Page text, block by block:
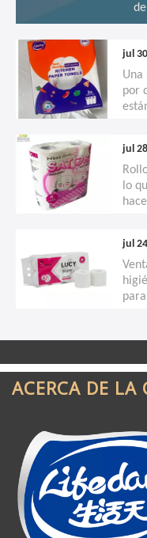
jul
Una
por
jul
lo
jul
ACERCA DE LA